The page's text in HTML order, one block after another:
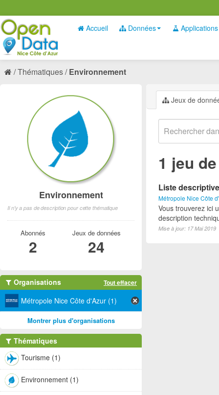
Accueil Données Applications
Thématiques Environnement
Jeux de
1 jeu
Liste
Métropole Nice Côte
Vous trouverez ici
description
Mise à jour: 17 Mai 2019
Environnement
Il n'y a pas de description pour cette thématique
Abonnés
2
Jeux de données
24
Organisations Tout effacer
Métropole Nice Côte d'Azur (1)
Montrer plus d'organisations
Thématiques
Tourisme (1)
Environnement (1)